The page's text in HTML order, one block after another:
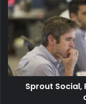
Sprout